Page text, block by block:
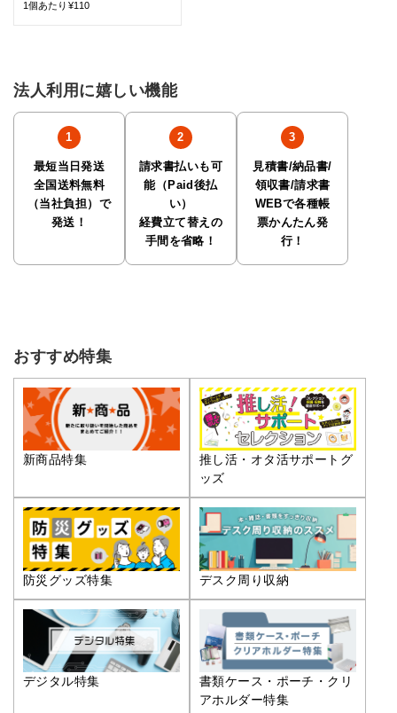
1個あたり¥110
法人利用に嬉しい機能
最短当日発送
全国送料無料
（当社負担）で
発送！
請求書払いも可
能（Paid後払
い）
経費立て替えの
手間を省略！
見積書/納品書/
領収書/請求書
WEBで各種帳
票かんたん発
行！
おすすめ特集
新商品特集
推し活・オタ活サポートグ
ッズ
防災グッズ特集 デスク周り収納
デジタル特集
書類ケース・ポーチ・クリ
アホルダー特集